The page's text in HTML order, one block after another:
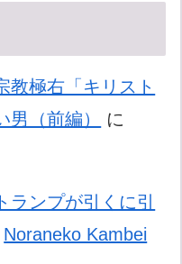
教極右「キリスト
（前編）
に
ランプが引くに引
Noraneko Kambei